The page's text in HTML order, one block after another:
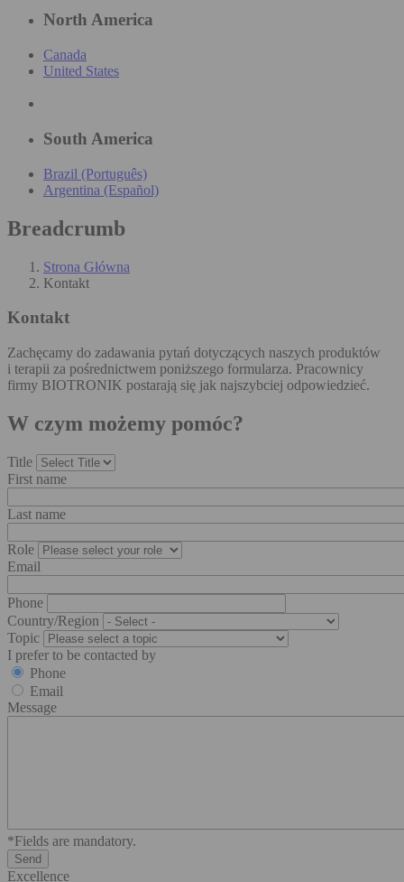
North America
Canada
United States
South America
Brazil (Português)
Argentina (Español)
Breadcrumb
Strona Główna
Kontakt
Kontakt
Zachęcamy do zadawania pytań dotyczących naszych produktów
i terapii za pośrednictwem poniższego formularza. Pracownicy
firmy BIOTRONIK postarają się jak najszybciej odpowiedzieć.
W czym możemy pomóc?
Title
First name
Last name
Role
Email
Phone
Country/Region
Topic
I prefer to be contacted by
Phone
Email
Message
*Fields are mandatory.
Excellence